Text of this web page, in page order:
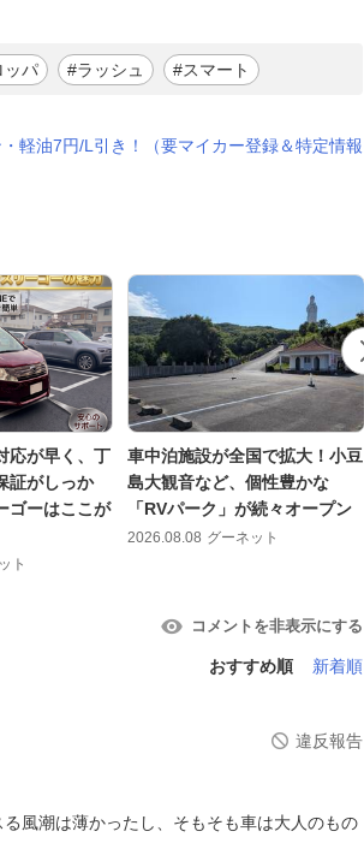
ッパ #ラッシュ #スマート
軽油7円/L引き！（要マイカー登録＆特定情報
応が早く、丁
証がしっか
ゴーはここが
ト
車中泊施設が全国で拡大！小豆
島大観音など、個性豊かな
「RVパーク」が続々オープン
2026.08.08 グーネット
コメントを非表示にする
おすすめ順 新着順
違反報告
風潮は薄かったし、そもそも車は大人のもの